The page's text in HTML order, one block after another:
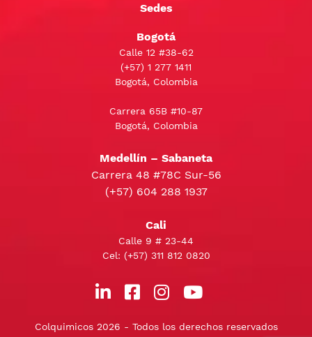
Sedes
Bogotá
Calle 12 #38-62
(+57) 1 277 1411
Bogotá, Colombia
Carrera 65B #10-87
Bogotá, Colombia
Medellín – Sabaneta
Carrera 48 #78C Sur-56
(+57) 604 288 1937
Cali
Calle 9 # 23-44
Cel: (+57) 311 812 0820
Colquimicos 2026 - Todos los derechos reservados